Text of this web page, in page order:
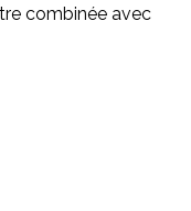
combinée avec